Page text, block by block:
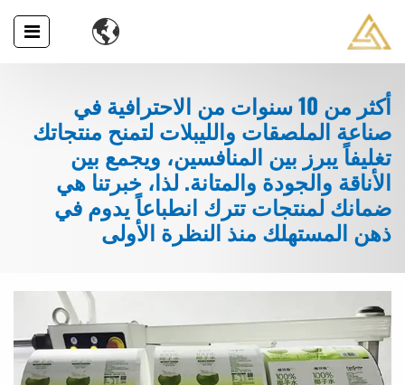

أكثر من 10 سنوات من الاحترافية في
صناعة الملصقات والليبلات لتمنح منتجاتك
تغليفاً يبرز بين المنافسين، ويجمع بين
الأناقة والجودة والمتانة. لذا، خبرتنا هي
ضمانك لمنتجات تترك انطباعاً يدوم في
ذهن المستهلك منذ النظرة الأولى